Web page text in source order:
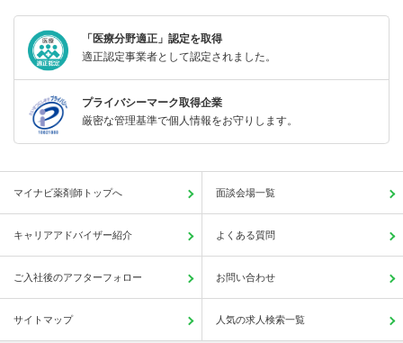
「医療分野適正」認定を取得
適正認定事業者として認定されました。
プライバシーマーク取得企業
厳密な管理基準で個人情報をお守りします。
マイナビ薬剤師トップへ 面談会場一覧
キャリアアドバイザー紹介 よくある質問
ご入社後のアフターフォロー お問い合わせ
サイトマップ 人気の求人検索一覧